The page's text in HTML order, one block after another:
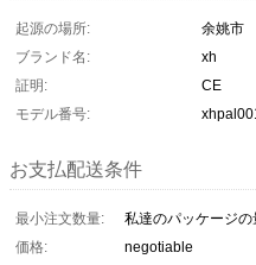
起源の場所:
余姚市
ブランド名:
xh
証明:
CE
モデル番号:
お支払配送条件
最小注文数量:
私達のパッケージの
価格:
negotiable